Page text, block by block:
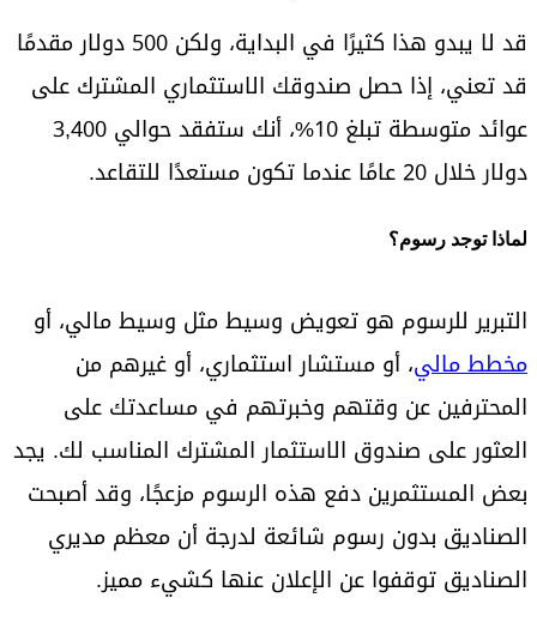
قد لا يبدو هذا كثيرًا في البداية، ولكن 500 دولار مقدمًا
قد تعني، إذا حصل صندوقك الاستثماري المشترك على
عوائد متوسطة تبلغ 10%، أنك ستفقد حوالي 3,400
دولار خلال 20 عامًا عندما تكون مستعدًا للتقاعد.
لماذا توجد رسوم؟
التبرير للرسوم هو تعويض وسيط مثل وسيط مالي، أو
مخطط مالي، أو مستشار استثماري، أو غيرهم من
المحترفين عن وقتهم وخبرتهم في مساعدتك على
العثور على صندوق الاستثمار المشترك المناسب لك. يجد
بعض المستثمرين دفع هذه الرسوم مزعجًا، وقد أصبحت
الصناديق بدون رسوم شائعة لدرجة أن معظم مديري
الصناديق توقفوا عن الإعلان عنها كشيء مميز.